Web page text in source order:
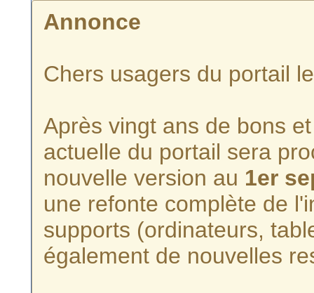
Annonce
Chers usagers du portail
Après vingt ans de bons
actuelle du portail sera
nouvelle version au 1er
une refonte complète de
supports (ordinateurs,
également de nouvelles